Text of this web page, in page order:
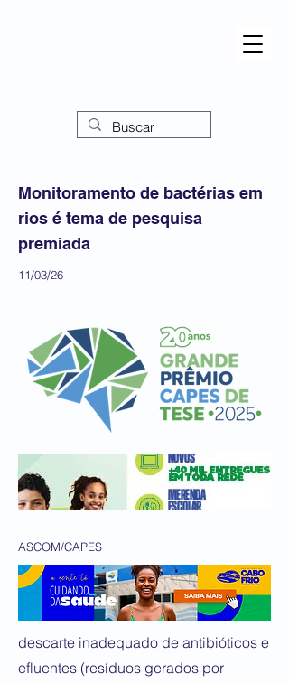
Monitoramento de bactérias em
rios é tema de pesquisa
premiada
11/03/26
ASCOM/CAPES
descarte inadequado de antibióticos e
efluentes (resíduos gerados por